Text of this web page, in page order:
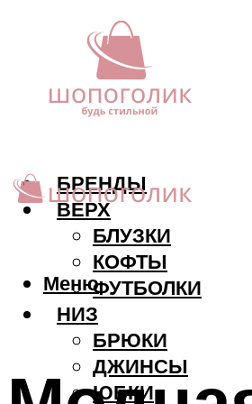
БРЕНДЫ
ВЕРХ
БЛУЗКИ
КОФТЫ
ФУТБОЛКИ
НИЗ
БРЮКИ
ДЖИНСЫ
ЮБКИ
Меню